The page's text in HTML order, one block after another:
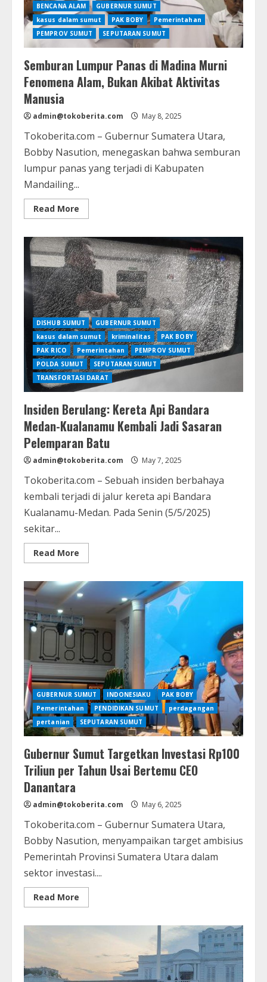
BENCANA ALAM
GUBERNUR SUMUT
kasus dalam sumut
PAK BOBY
Pemerintahan
PEMPROV SUMUT
SEPUTARAN SUMUT
Semburan Lumpur Panas di Madina Murni
Fenomena Alam, Bukan Akibat Aktivitas
Manusia
admin@tokoberita.com May 8, 2025
Tokoberita.com – Gubernur Sumatera Utara,
Bobby Nasution, menegaskan bahwa semburan
lumpur panas yang terjadi di Kabupaten
Mandailing...
Read More
more
Lumpur
Panas
di
Madina
Murni
Fenomena
Alam,
Bukan
Akibat
Aktivitas
Manusia
DISHUB SUMUT
GUBERNUR SUMUT
kasus dalam sumut
kriminalitas
PAK BOBY
PAK RICO
Pemerintahan
PEMPROV SUMUT
POLDA SUMUT
SEPUTARAN SUMUT
TRANSFORTASI DARAT
Insiden Berulang: Kereta Api Bandara
Medan-Kualanamu Kembali Jadi Sasaran
Pelemparan Batu
admin@tokoberita.com May 7, 2025
Tokoberita.com – Sebuah insiden berbahaya
kembali terjadi di jalur kereta api Bandara
Kualanamu-Medan. Pada Senin (5/5/2025)
sekitar...
Read More
more
Berulang:
Kereta
Api
Bandara
Medan-
Kualanamu
Kembali
Sasaran
Pelemparan
Batu
GUBERNUR SUMUT INDONESIAKU
PAK BOBY
Pemerintahan
PENDIDIKAN SUMUT
perdagangan
pertanian
SEPUTARAN SUMUT
Gubernur Sumut Targetkan Investasi Rp100
Triliun per Tahun Usai Bertemu CEO
Danantara
admin@tokoberita.com May 6, 2025
Tokoberita.com – Gubernur Sumatera Utara,
Bobby Nasution, menyampaikan target ambisius
Pemerintah Provinsi Sumatera Utara dalam
sektor investasi....
Read More
more
Targetkan
Rp100
per
Tahun